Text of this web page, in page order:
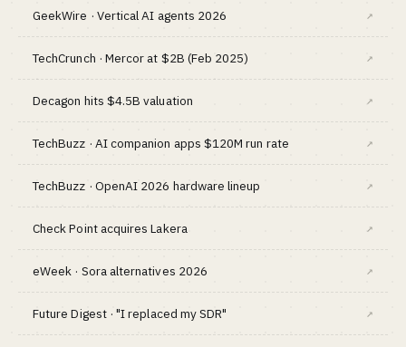
GeekWire · Vertical AI agents 2026 ↗
TechCrunch · Mercor at $2B (Feb 2025) ↗
Decagon hits $4.5B valuation ↗
TechBuzz · AI companion apps $120M run rate ↗
TechBuzz · OpenAI 2026 hardware lineup ↗
Check Point acquires Lakera ↗
eWeek · Sora alternatives 2026 ↗
Future Digest · "I replaced my SDR" ↗